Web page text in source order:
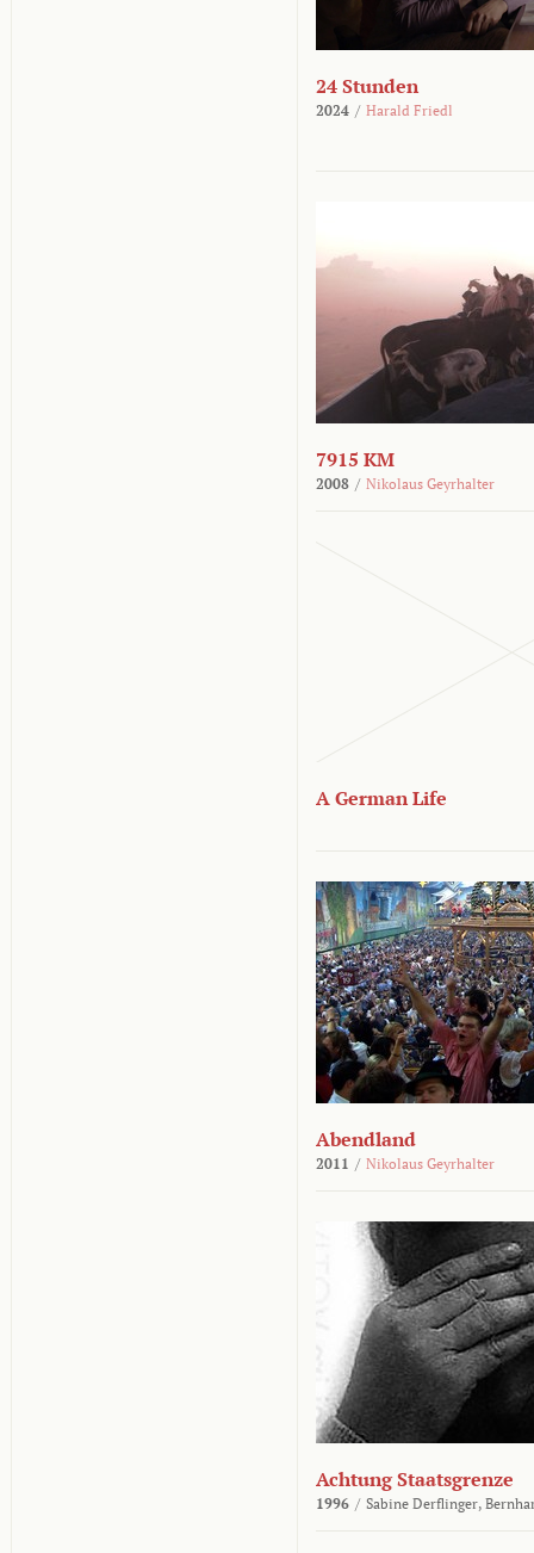
24 Stunden
2024 / Harald Friedl
7915 KM
2008 / Nikolaus Geyrhalter
A German Life
Abendland
2011 / Nikolaus Geyrhalter
Achtung Staatsgrenze
1996 / Sabine Derflinger,